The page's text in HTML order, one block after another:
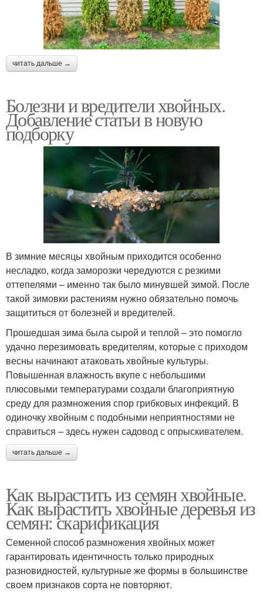
читать дальше →
Болезни и вредители хвойных.
Добавление статьи в новую
подборку
В зимние месяцы хвойным приходится особенно
несладко, когда заморозки чередуются с резкими
оттепелями – именно так было минувшей зимой. После
такой зимовки растениям нужно обязательно помочь
защититься от болезней и вредителей.
Прошедшая зима была сырой и теплой – это помогло
удачно перезимовать вредителям, которые с приходом
весны начинают атаковать хвойные культуры.
Повышенная влажность вкупе с небольшими
плюсовыми температурами создали благоприятную
среду для размножения спор грибковых инфекций. В
одиночку хвойным с подобными неприятностями не
справиться – здесь нужен садовод с опрыскивателем.
читать дальше →
Как вырастить из семян хвойные.
Как вырастить хвойные деревья из
семян: скарификация
Семенной способ размножения хвойных может
гарантировать идентичность только природных
разновидностей, культурные же формы в большинстве
своем признаков сорта не повторяют.